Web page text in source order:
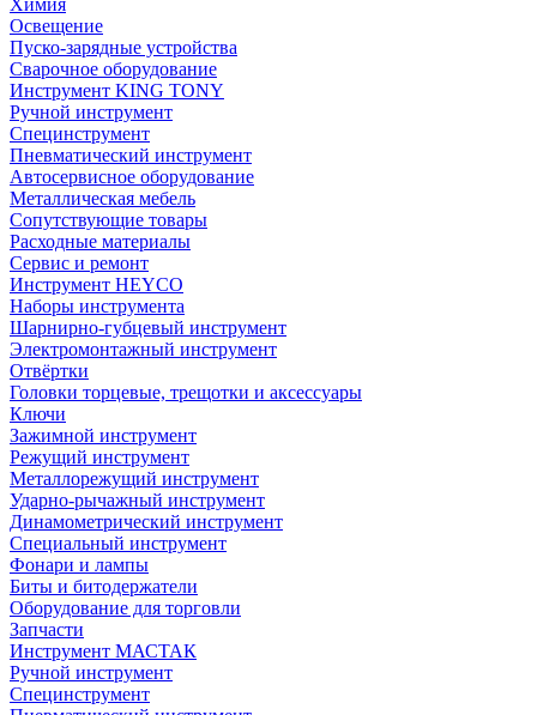
Химия
Освещение
Пуско-зарядные устройства
Сварочное оборудование
Инструмент KING TONY
Ручной инструмент
Специнструмент
Пневматический инструмент
Автосервисное оборудование
Металлическая мебель
Сопутствующие товары
Расходные материалы
Сервис и ремонт
Инструмент HEYCO
Наборы инструмента
Шарнирно-губцевый инструмент
Электромонтажный инструмент
Отвёртки
Головки торцевые, трещотки и аксессуары
Ключи
Зажимной инструмент
Режущий инструмент
Металлорежущий инструмент
Ударно-рычажный инструмент
Динамометрический инструмент
Специальный инструмент
Фонари и лампы
Биты и битодержатели
Оборудование для торговли
Запчасти
Инструмент МАСТАК
Ручной инструмент
Специнструмент